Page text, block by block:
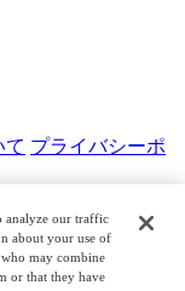
て プライバシーポ
ALL RIGHTS
analyze our traffic
about your use of
may combine
or that they have